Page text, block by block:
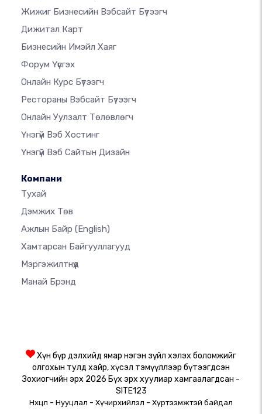
Жижиг Бизнесийн Вэбсайт Бүтээгч
Дижитал Карт
Бизнесийн Имэйл Хаяг
Форум Үүсгэх
Онлайн Курс Бүтээгч
Рестораны Вэбсайт Бүтээгч
Онлайн Уулзалт Төлөвлөгч
Үнэгүй Вэб Хостинг
Үнэгүй Вэб Сайтын Дизайн
Компани
Тухай
Дэмжих Төв
Ажлын Байр (English)
Хамтарсан Байгууллагууд
Мэргэжилтнүүд
Манай Брэнд
Хүн бүр дэлхийд ямар нэгэн зүйл хэлэх боломжийг
олгохын тулд хайр, хүсэл тэмүүллээр бүтээгдсэн
Зохиогчийн эрх 2026 Бүх эрх хуулиар хамгаалагдсан -
SITE123
Нөхцөл - Нууцлал - Хүчирхийлэл - Хүртээмжтэй байдал